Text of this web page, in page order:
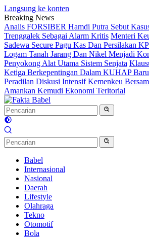
Langsung ke konten
Breaking News
Analis FORSIBER Hamdi Putra Sebut
Trenggalek Sebagai Alarm Kritis Menteri
Sadewa Secure Pagu Kas Dan Persilakan
Logam Tanah Jarang Dan Nikel Menjadi
Penyokong Alat Utama Sistem Senjata
Ketiga Berkepentingan Dalam KUHAP
Peradilan Diskusi Intensif Kemenkeu
Amankan Kemudi Ekonomi Teritorial
Babel
Internasional
Nasional
Daerah
Lifestyle
Olahraga
Tekno
Otomotif
Bola